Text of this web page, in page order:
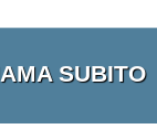
SUBITO